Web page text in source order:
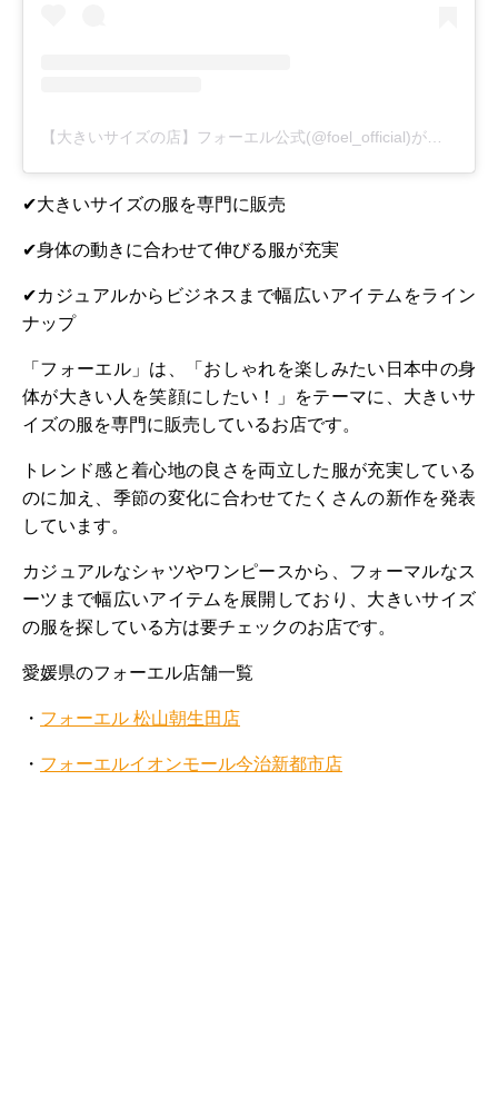
✔大きいサイズの服を専門に販売
✔身体の動きに合わせて伸びる服が充実
✔カジュアルからビジネスまで幅広いアイテムをライン
ナップ
「フォーエル」は、「おしゃれを楽しみたい日本中の身
体が大きい人を笑顔にしたい！」をテーマに、大きいサ
イズの服を専門に販売しているお店です。
トレンド感と着心地の良さを両立した服が充実している
のに加え、季節の変化に合わせてたくさんの新作を発表
しています。
カジュアルなシャツやワンピースから、フォーマルなス
ーツまで幅広いアイテムを展開しており、大きいサイズ
の服を探している方は要チェックのお店です。
愛媛県のフォーエル店舗一覧
・ フォーエル 松山朝生田店
・ フォーエルイオンモール今治新都市店